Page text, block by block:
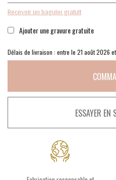
Recevoir un baguier gratuit
Ajouter une gravure gratuite
Délais de livraison : entre le 21 août 2026
ESSAYER EN